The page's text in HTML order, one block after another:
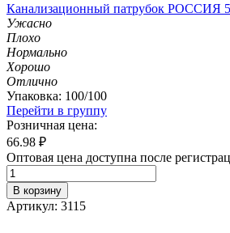
Канализационный патрубок РОССИЯ
Ужасно
Плохо
Нормально
Хорошо
Отлично
Упаковка: 100/100
Перейти в группу
Розничная цена:
66.98 ₽
Оптовая цена доступна после
В корзину
Артикул: 3115